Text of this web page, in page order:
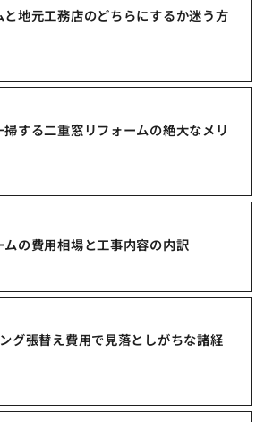
地元工務店のどちらにするか迷う方
する二重窓リフォームの絶大なメリ
の費用相場と工事内容の内訳
グ張替え費用で見落としがちな諸経